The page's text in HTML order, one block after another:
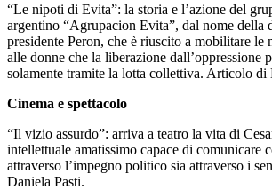
“Le nipoti di Evita”: la storia e l’azione del
argentino “Agrupacion Evita”, dal nome della
presidente Peron, che è riuscito a mobilitare le
alle donne che la liberazione dall’oppressione
solamente tramite la lotta collettiva. Articolo di
Cinema e spettacolo
“Il vizio assurdo”: arriva a teatro la vita di
intellettuale amatissimo capace di comunicare
attraverso l’impegno politico sia attraverso i
Daniela Pasti.